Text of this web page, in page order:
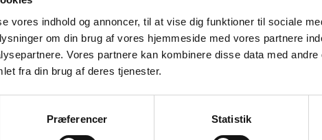
vores indhold og annoncer, til at vise dig funktioner til sociale
om din brug af vores hjemmeside med vores partnere
Vores partnere kan kombinere disse data med
fra din brug af deres tjenester.
Præferencer Statistik